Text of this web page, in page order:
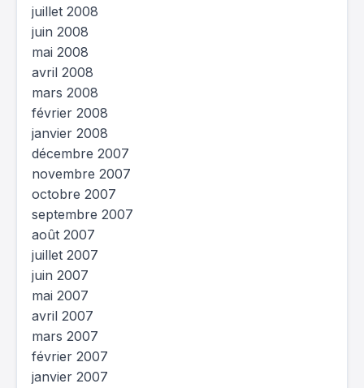
juillet 2008
juin 2008
mai 2008
avril 2008
mars 2008
février 2008
janvier 2008
décembre 2007
novembre 2007
octobre 2007
septembre 2007
août 2007
juillet 2007
juin 2007
mai 2007
avril 2007
mars 2007
février 2007
janvier 2007